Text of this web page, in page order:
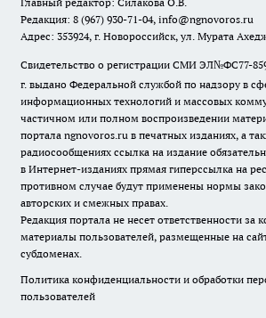
Редакция: 8 (967) 930-71-04, info@ngnovoros.ru
Адрес: 353924, г. Новороссийск, ул. Мурата
Свидетельство о регистрации СМИ ЭЛ№ФС77-
г. выдано Федеральной службой по надзору в
информационных технологий и массовых
частичном или полном воспроизведении
портала ngnovoros.ru в печатных изданиях, а
радиосообщениях ссылка на издание
в Интернет-изданиях прямая гиперссылка на
противном случае будут применены нормы
авторских и смежных правах.
Редакция портала не несет ответственности за
материалы пользователей, размещенные на
субдоменах.
Политика конфиденциальности и обработки
пользователей